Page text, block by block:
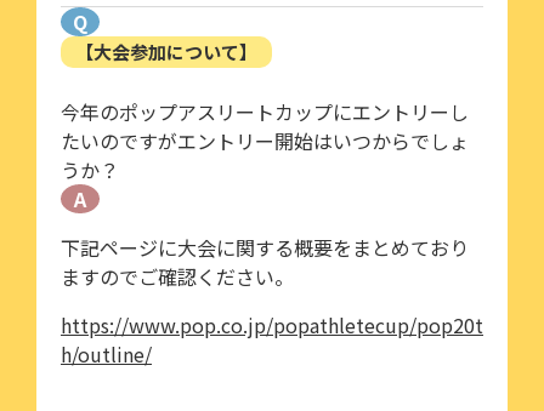
Q
【大会参加について】
今年のポップアスリートカップにエントリーし
たいのですがエントリー開始はいつからでしょ
うか？
A
下記ページに大会に関する概要をまとめており
ますのでご確認ください。
https://www.pop.co.jp/popathletecup/pop20t
h/outline/